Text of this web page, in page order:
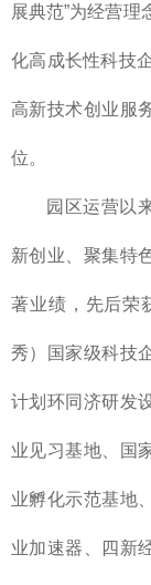
展典范”为经营理
化高成长性科技
高新技术创业服
位。
园区运营以
新创业、聚集特
著业绩，先后荣
秀）国家级科技
计划环同济研发
业见习基地、国
业孵化示范基地
业加速器、四新